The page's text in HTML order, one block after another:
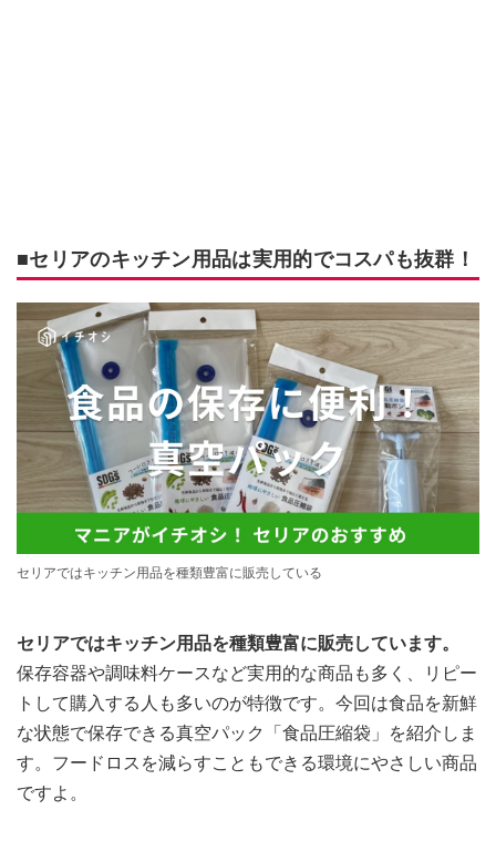
■セリアのキッチン用品は実用的でコスパも抜群！
セリアではキッチン用品を種類豊富に販売している
セリアではキッチン用品を種類豊富に販売しています。
保存容器や調味料ケースなど実用的な商品も多く、リピー
トして購入する人も多いのが特徴です。今回は食品を新鮮
な状態で保存できる真空パック「食品圧縮袋」を紹介しま
す。フードロスを減らすこともできる環境にやさしい商品
ですよ。